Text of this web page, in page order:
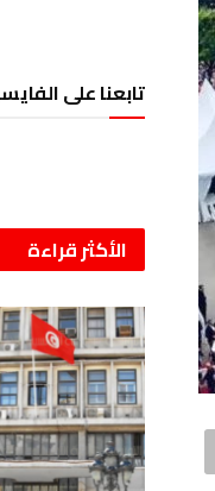
تابعنا على
الأكثر قراءة